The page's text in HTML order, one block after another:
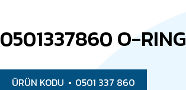
0501337860 O-RING
ÜRÜN KODU 0501 337 860